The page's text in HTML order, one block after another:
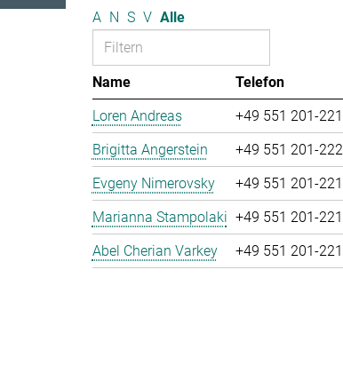
A N S V Alle
Name Telefon
Loren Andreas
+49 551 201-
Brigitta Angerstein
+49 551 201-
Evgeny Nimerovsky
+49 551 201-
Marianna Stampolaki +49 551 201-
Abel Cherian Varkey
+49 551 201-